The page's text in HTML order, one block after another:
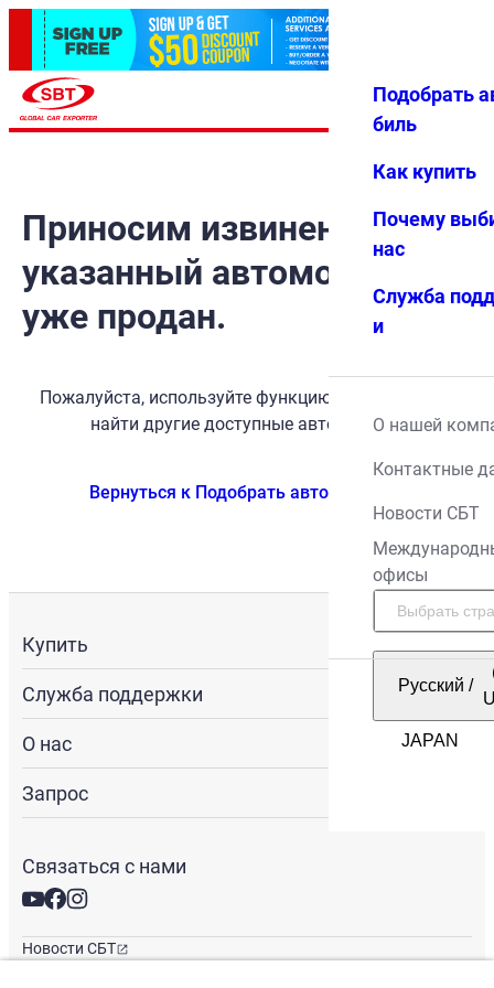
Избранн
Меню
Подобрать
биль
Как купить
Почему
нас
Служба
и
О нашей
Контактные
Новости СБТ
офисы
Русский /
Приносим извинения, но
указанный автомобиль
уже продан.
Пожалуйста, используйте функцию поиска, чтобы
найти другие доступные автомобили.
Вернуться к Подобрать автомобиль
Купить
Служба поддержки
О нас
Запрос
Связаться с нами
Новости СБТ